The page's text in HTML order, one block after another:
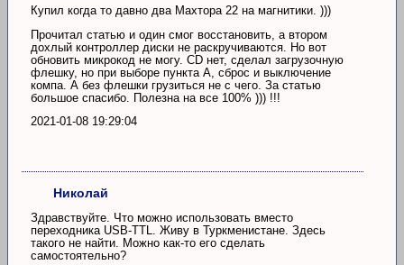
Купил когда то давно два Махтора 22 на магнитики. )))
Прочитал статью и один смог восстановить, а втором
дохлый контроллер диски не раскручиваются. Но вот
обновить микрокод не могу. CD нет, сделал загрузочную
флешку, но при выборе пункта A, сброс и выключение
компа. А без флешки грузиться не с чего. За статью
большое спасибо. Полезна на все 100% ))) !!!
2021-01-08 19:29:04
Николай
Здравствуйте. Что можно использовать вместо
переходника USB-TTL. Живу в Туркменистане. Здесь
такого не найти. Можно как-то его сделать
самостоятельно?